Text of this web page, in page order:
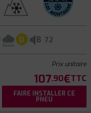
D B 72
Prix unitaire
107.90€TTC
FAIRE INSTALLER CE
PNEU